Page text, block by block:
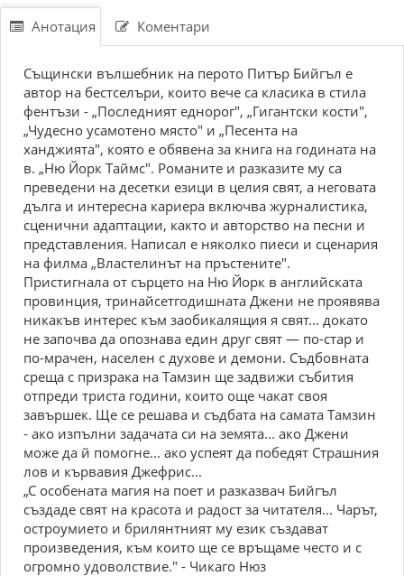
Анотация Коментари
Същински вълшебник на перото Питър Бийгъл е
автор на бестселъри, които вече са класика в стила
фентъзи - „Последният еднорог", „Гигантски кости",
„Чудесно усамотено място" и „Песента на
ханджията", която е обявена за книга на годината на
в. „Ню Йорк Таймс". Романите и разказите му са
преведени на десетки езици в целия свят, а неговата
дълга и интересна кариера включва журналистика,
сценични адаптации, както и авторство на песни и
представления. Написал е няколко пиеси и сценария
на филма „Властелинът на пръстените".
Пристигнала от сърцето на Ню Йорк в английската
провинция, тринайсетгодишната Джени не проявява
никакъв интерес към заобикалящия я свят... докато
не започва да опознава един друг свят — по-стар и
по-мрачен, населен с духове и демони. Съдбовната
среща с призрака на Тамзин ще задвижи събития
отпреди триста години, които още чакат своя
завършек. Ще се решава и съдбата на самата Тамзин
- ако изпълни задачата си на земята... ако Джени
може да й помогне... ако успеят да победят Страшния
лов и кървавия Джефрис...
„С особената магия на поет и разказвач Бийгъл
създаде свят на красота и радост за читателя... Чарът,
остроумието и брилянтният му език създават
произведения, към които ще се връщаме често и с
огромно удоволствие." - Чикаго Нюз